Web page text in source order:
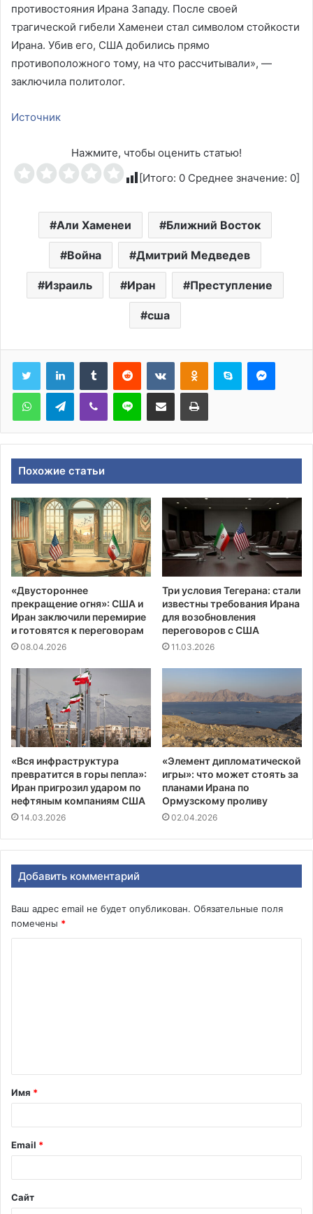
противостояния Ирана Западу. После своей
трагической гибели Хаменеи стал символом стойкости
Ирана. Убив его, США добились прямо
противоположного тому, на что рассчитывали», —
заключила политолог.
Источник
Нажмите, чтобы оценить статью!
[Итого: 0 Среднее значение: 0]
Али Хаменеи Ближний Восток
Война Дмитрий Медведев
Израиль Иран Преступление
сша
Tumblr Reddit ВконтактеОдноклассники
Skype
WhatsAppTelegramViber Line Поделиться через электронную почту Печатать
Похожие статьи
«Двустороннее
прекращение огня»: США и
Иран заключили перемирие
и готовятся к переговорам
08.04.2026
Три условия Тегерана: стали
известны требования Ирана
для возобновления
переговоров с США
11.03.2026
«Вся инфраструктура
превратится в горы пепла»:
Иран пригрозил ударом по
нефтяным компаниям США
14.03.2026
«Элемент дипломатической
игры»: что может стоять за
планами Ирана по
Ормузскому проливу
02.04.2026
Добавить комментарий
Ваш адрес email не будет опубликован. Обязательные поля
помечены *
т
а
й
*
Имя *
Email *
Сайт